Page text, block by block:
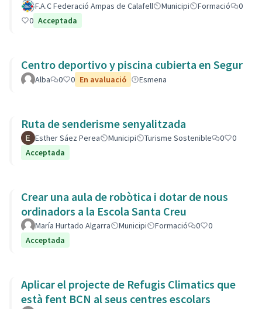
F.A.C Federació Ampas de Calafell Municipi Formació
0
0 Acceptada
Centro deportivo y piscina cubierta en Segur
Alba 0 0 En avaluació Esmena
Ruta de senderisme senyalitzada
Esther Sáez Perea Municipi Turisme Sostenible 0
0
Acceptada
Crear una aula de robòtica i dotar de nous
ordinadors a la Escola Santa Creu
María Hurtado Algarra Municipi Formació 0
0
Acceptada
Aplicar el projecte de Refugis Climatics que
està fent BCN al seus centres escolars